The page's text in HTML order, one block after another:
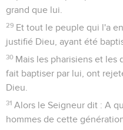
grand que lui.
29 Et tout le peuple qui l'a
justifié Dieu, ayant été
30 Mais les pharisiens et les
fait baptiser par lui, ont
Dieu.
31 Alors le Seigneur dit : A
hommes de cette